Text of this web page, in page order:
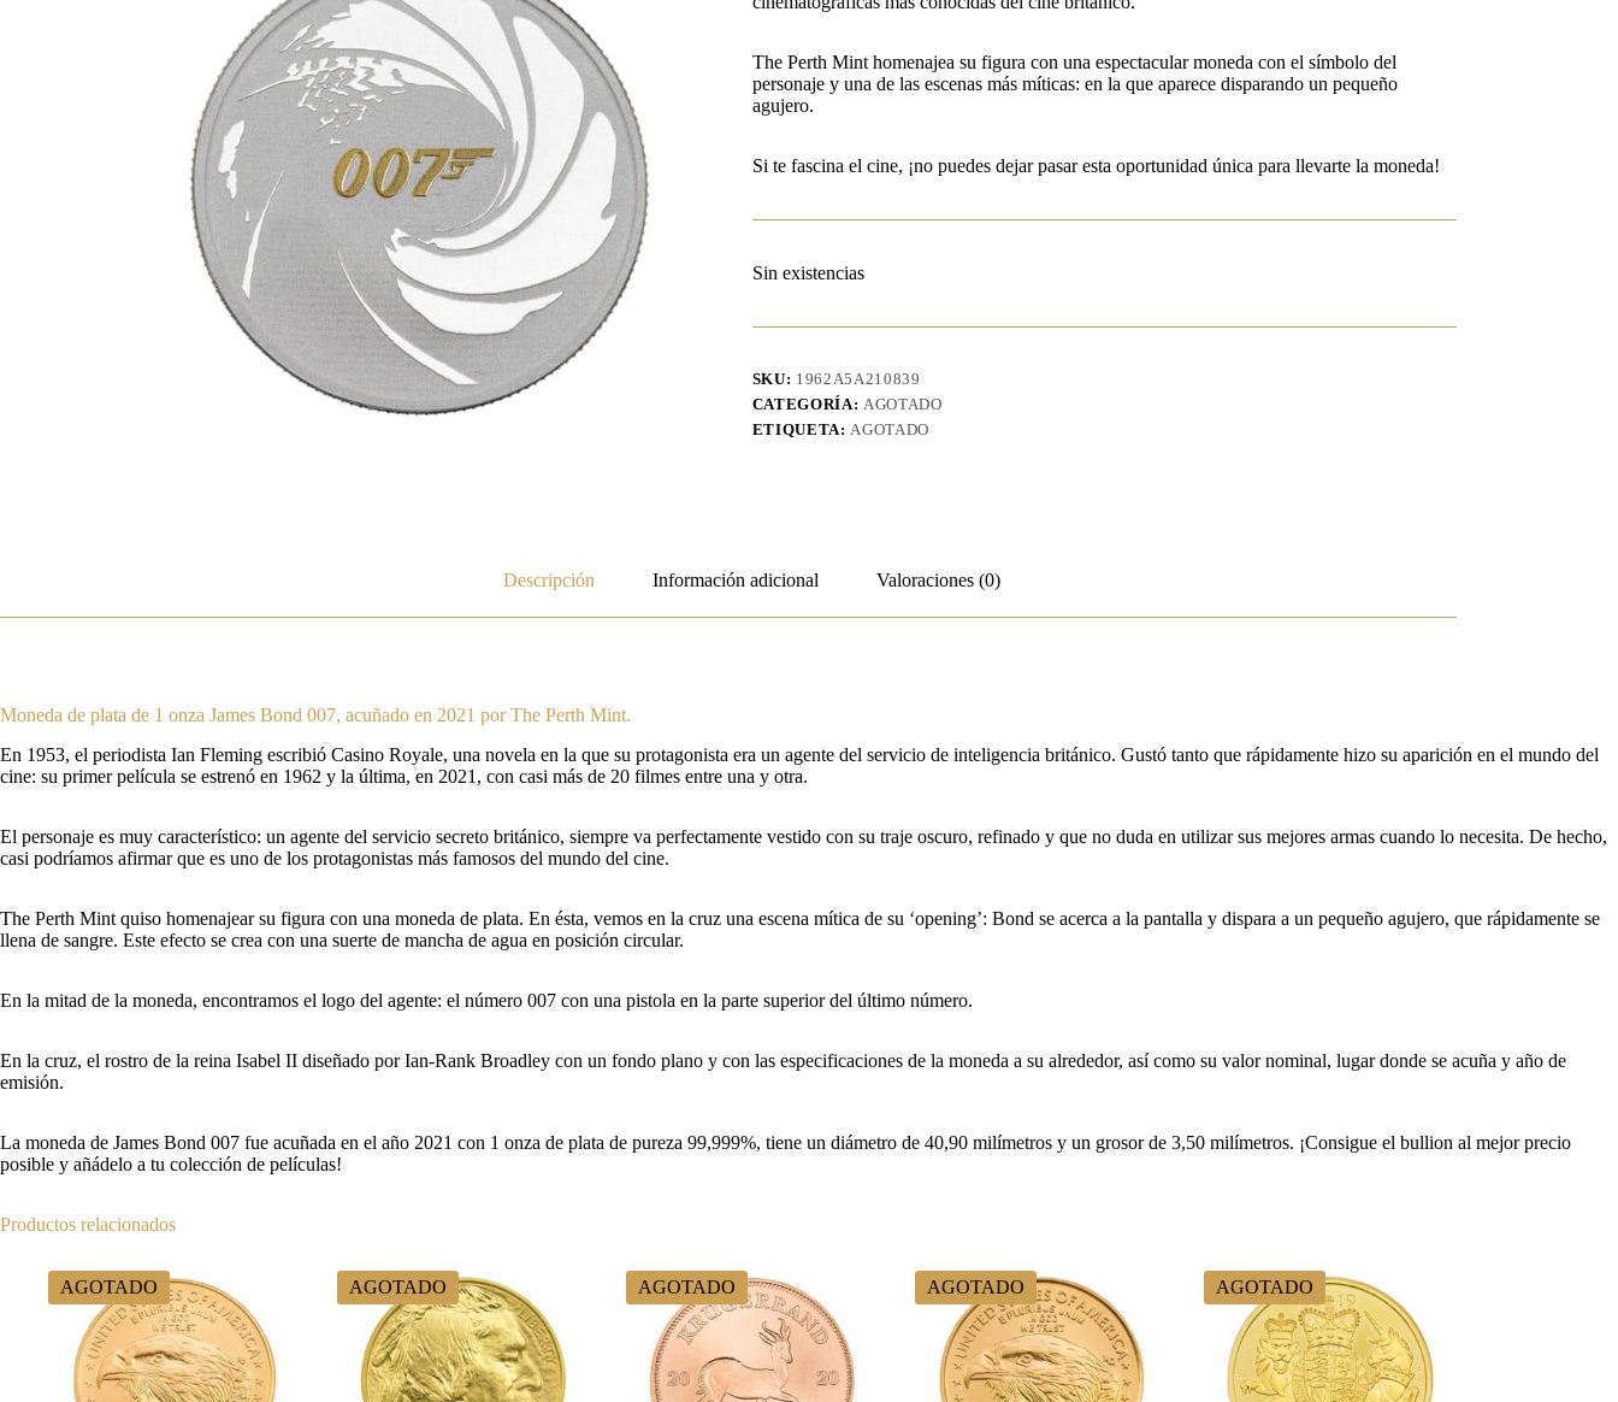
The Perth Mint homenajea su figura con una espectacular moneda con el símbolo del
personaje y una de las escenas más míticas: en la que aparece disparando un pequeño
agujero.
Si te fascina el cine, ¡no puedes dejar pasar esta oportunidad única para llevarte la moneda!
Sin existencias
SKU: 1962A5A210839
CATEGORÍA: AGOTADO
ETIQUETA:AGOTADO
Descripción Información adicional Valoraciones (0)
Moneda de plata de 1 onza James Bond 007, acuñado en 2021 por The Perth Mint.
En 1953, el periodista Ian Fleming escribió Casino Royale, una novela en la que su protagonista era un agente del servicio de inteligencia británico. Gustó tanto que rápidamente hizo su aparición en el mundo del
cine: su primer película se estrenó en 1962 y la última, en 2021, con casi más de 20 filmes entre una y otra.
El personaje es muy característico: un agente del servicio secreto británico, siempre va perfectamente vestido con su traje oscuro, refinado y que no duda en utilizar sus mejores armas cuando lo necesita. De hecho,
casi podríamos afirmar que es uno de los protagonistas más famosos del mundo del cine.
The Perth Mint quiso homenajear su figura con una moneda de plata. En ésta, vemos en la cruz una escena mítica de su ‘opening’: Bond se acerca a la pantalla y dispara a un pequeño agujero, que rápidamente se
llena de sangre. Este efecto se crea con una suerte de mancha de agua en posición circular.
En la mitad de la moneda, encontramos el logo del agente: el número 007 con una pistola en la parte superior del último número.
En la cruz, el rostro de la reina Isabel II diseñado por Ian-Rank Broadley con un fondo plano y con las especificaciones de la moneda a su alrededor, así como su valor nominal, lugar donde se acuña y año de
emisión.
La moneda de James Bond 007 fue acuñada en el año 2021 con 1 onza de plata de pureza 99,999%, tiene un diámetro de 40,90 milímetros y un grosor de 3,50 milímetros. ¡Consigue el bullion al mejor precio
posible y añádelo a tu colección de películas!
Productos relacionados
AGOTADO AGOTADO AGOTADO AGOTADO AGOTADO